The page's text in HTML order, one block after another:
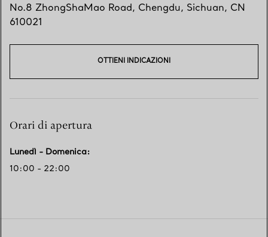
No.8 ZhongShaMao Road, Chengdu, Sichuan, CN
610021
OTTIENI INDICAZIONI
Orari di apertura
Lunedì - Domenica:
10:00 - 22:00